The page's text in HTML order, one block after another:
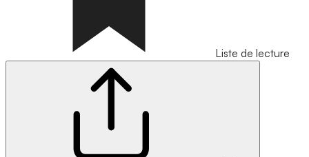
Liste de lecture